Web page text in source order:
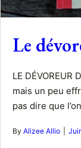
Le
LE DÉVOREUR
mais un peu
pas dire que
By Alizee Allio